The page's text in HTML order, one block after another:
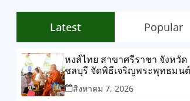
Latest Popular
หงส์ไทย สาขาศรีราชา จังหวัด
ชลบุรี จัดพิธีเจริญพระพุทธมนต์
พระพุทธลีลาปางประทานพร พ
กิจกรรม “หงส์ไทย ปันสุข แจกโ
สิงหาคม 7, 2026